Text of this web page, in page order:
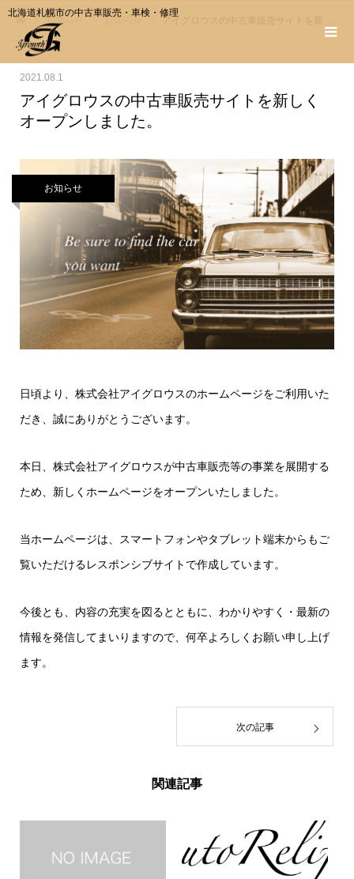
北海道札幌市の中古車販売・車検・修理
ーム
お知らせ お知らせ アイグロウスの中古車販売サイトを新しくオープンしました。
2021.08.1
アイグロウスの中古車販売サイトを新しく
オープンしました。
お知らせ
日頃より、株式会社アイグロウスのホームページをご利用いた
だき、誠にありがとうございます。
本日、株式会社アイグロウスが中古車販売等の事業を展開する
ため、新しくホームページをオープンいたしました。
当ホームページは、スマートフォンやタブレット端末からもご
覧いただけるレスポンシブサイトで作成しています。
今後とも、内容の充実を図るとともに、わかりやすく・最新の
情報を発信してまいりますので、何卒よろしくお願い申し上げ
ます。
次の記事
関連記事